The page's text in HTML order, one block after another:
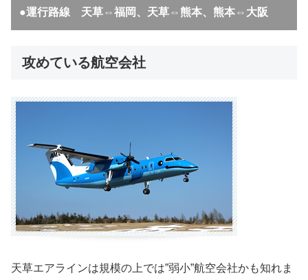
●運行路線 天草⇔福岡、天草⇔熊本、熊本⇔大阪
攻めている航空会社
天草エアラインは規模の上では”弱小”航空会社かも知れま